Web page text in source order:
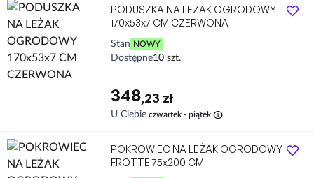
PODUSZKA NA LEŻAK OGRODOWY
170x53x7 CM CZERWONA
Stan NOWY
Dostępne10 szt.
348,23 zł
U Ciebie czwartek - piątek info
POKROWIEC NA LEŻAK OGRODOWY
FROTTE 75x200 CM